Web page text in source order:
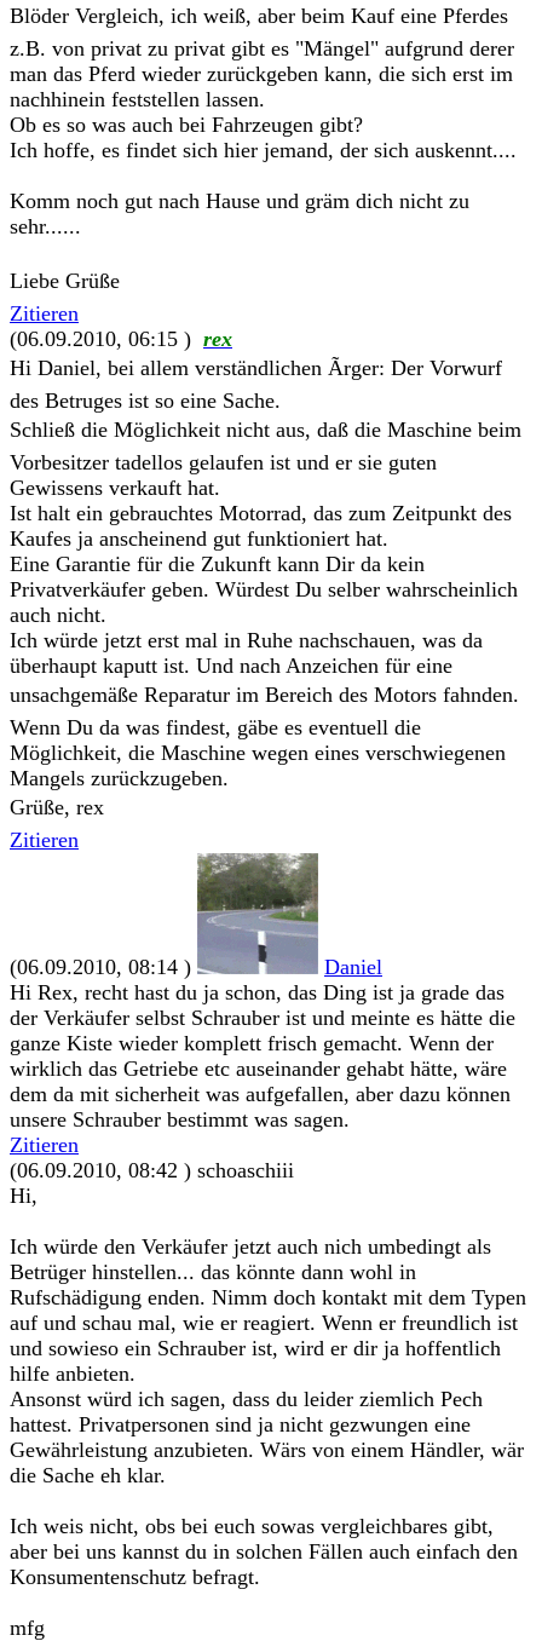
Blöder Vergleich, ich weiß, aber beim Kauf eine Pferdes
z.B. von privat zu privat gibt es "Mängel" aufgrund derer
man das Pferd wieder zurückgeben kann, die sich erst im
nachhinein feststellen lassen.
Ob es so was auch bei Fahrzeugen gibt?
Ich hoffe, es findet sich hier jemand, der sich auskennt....
Komm noch gut nach Hause und gräm dich nicht zu
sehr......
Liebe Grüße
Zitieren
(06.09.2010, 06:15 ) rex
Hi Daniel, bei allem verständlichen Ãrger: Der Vorwurf
des Betruges ist so eine Sache.
Schließ die Möglichkeit nicht aus, daß die Maschine beim
Vorbesitzer tadellos gelaufen ist und er sie guten
Gewissens verkauft hat.
Ist halt ein gebrauchtes Motorrad, das zum Zeitpunkt des
Kaufes ja anscheinend gut funktioniert hat.
Eine Garantie für die Zukunft kann Dir da kein
Privatverkäufer geben. Würdest Du selber wahrscheinlich
auch nicht.
Ich würde jetzt erst mal in Ruhe nachschauen, was da
überhaupt kaputt ist. Und nach Anzeichen für eine
unsachgemäße Reparatur im Bereich des Motors fahnden.
Wenn Du da was findest, gäbe es eventuell die
Möglichkeit, die Maschine wegen eines verschwiegenen
Mangels zurückzugeben.
Grüße, rex
Zitieren
(06.09.2010, 08:14 )
Daniel
Hi Rex, recht hast du ja schon, das Ding ist ja grade das
der Verkäufer selbst Schrauber ist und meinte es hätte die
ganze Kiste wieder komplett frisch gemacht. Wenn der
wirklich das Getriebe etc auseinander gehabt hätte, wäre
dem da mit sicherheit was aufgefallen, aber dazu können
unsere Schrauber bestimmt was sagen.
Zitieren
(06.09.2010, 08:42 ) schoaschiii
Hi,
Ich würde den Verkäufer jetzt auch nich umbedingt als
Betrüger hinstellen... das könnte dann wohl in
Rufschädigung enden. Nimm doch kontakt mit dem Typen
auf und schau mal, wie er reagiert. Wenn er freundlich ist
und sowieso ein Schrauber ist, wird er dir ja hoffentlich
hilfe anbieten.
Ansonst würd ich sagen, dass du leider ziemlich Pech
hattest. Privatpersonen sind ja nicht gezwungen eine
Gewährleistung anzubieten. Wärs von einem Händler, wär
die Sache eh klar.
Ich weis nicht, obs bei euch sowas vergleichbares gibt,
aber bei uns kannst du in solchen Fällen auch einfach den
Konsumentenschutz befragt.
mfg